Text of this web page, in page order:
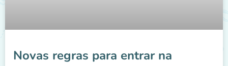
Novas regras para entrar na